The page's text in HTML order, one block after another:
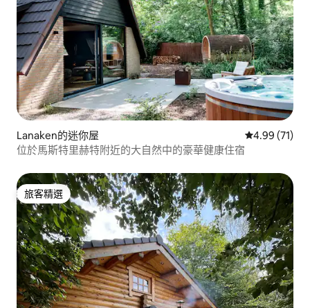
Lanaken的迷你屋 從 71 則評價
4.99 (71)
位於馬斯特里赫特附近的大自然中的豪華健康住宿
旅客精選
旅客精選